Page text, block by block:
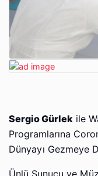
Sergio Gürlek ile
Programlarına
Dünyayı Gezmeye